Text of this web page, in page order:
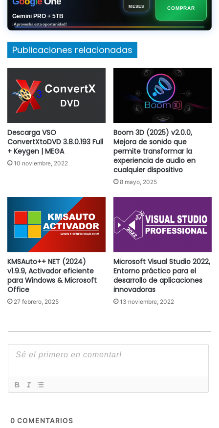
MESES
Gemini PRO + 5TB
¡Aprovecha esta oportunidad!
COMPRAR
Publicaciones relacionadas
Descarga VSO
ConvertXtoDVD 3.8.0.193 Full
+ Keygen | MEGA
10 noviembre, 2022
Boom 3D (2025) v2.0.0,
Mejora de sonido que
permite transformar la
experiencia de audio en
cualquier dispositivo
8 mayo, 2025
KMSAuto++ NET (2024)
v1.9.9, Activador eficiente
para Windows & Microsoft
Office
27 febrero, 2025
Microsoft Visual Studio 2022,
Entorno práctico para el
desarrollo de aplicaciones
innovadoras
13 noviembre, 2022
0 COMENTARIOS